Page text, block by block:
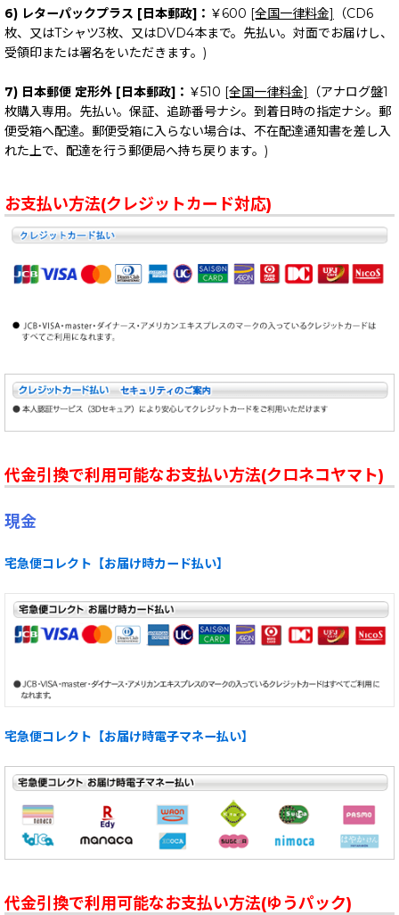
6) レターパックプラス [日本郵政]： ￥600 [全国一律料金]
（CD6
枚、又はTシャツ3枚、又はDVD4本まで。先払い。対面でお届けし、
受領印または署名をいただきます。)
7) 日本郵便 定形外 [日本郵政]： ￥510 [全国一律料金]
（アナログ盤1
枚購入専用。先払い。保証、追跡番号ナシ。到着日時の指定ナシ。郵
便受箱へ配達。郵便受箱に入らない場合は、不在配達通知書を差し入
れた上で、配達を行う郵便局へ持ち戻ります。)
お支払い方法(クレジットカード対応)
代金引換で利用可能なお支払い方法(クロネコヤマト)
現金
宅急便コレクト【お届け時カード払い】
宅急便コレクト【お届け時電子マネー払い】
代金引換で利用可能なお支払い方法(ゆうパック)